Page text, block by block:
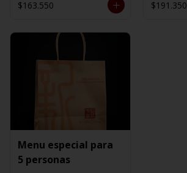
$163.550 $191.350
Menu especial para
5 personas